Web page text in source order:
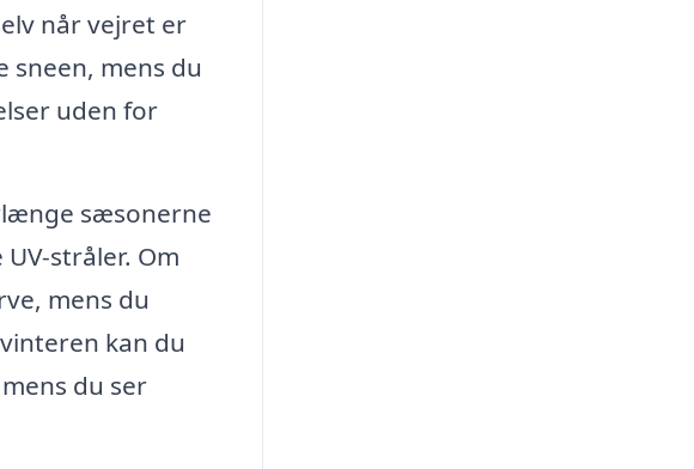
når vejret er
sneen, mens du
uden for
sæsonerne
stråler. Om
mens du
kan du
du ser